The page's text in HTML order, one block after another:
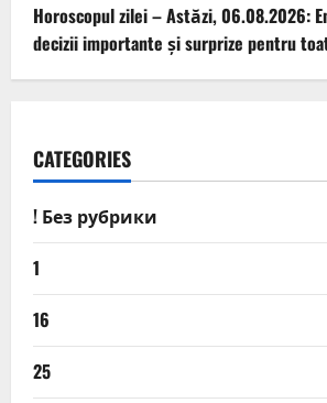
Horoscopul zilei – Astăzi, 06.08.2026:
decizii importante și surprize pentru
CATEGORIES
! Без рубрики
1
16
25